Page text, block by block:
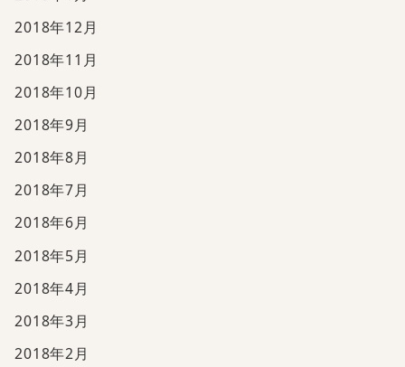
2018年12月
2018年11月
2018年10月
2018年9月
2018年8月
2018年7月
2018年6月
2018年5月
2018年4月
2018年3月
2018年2月